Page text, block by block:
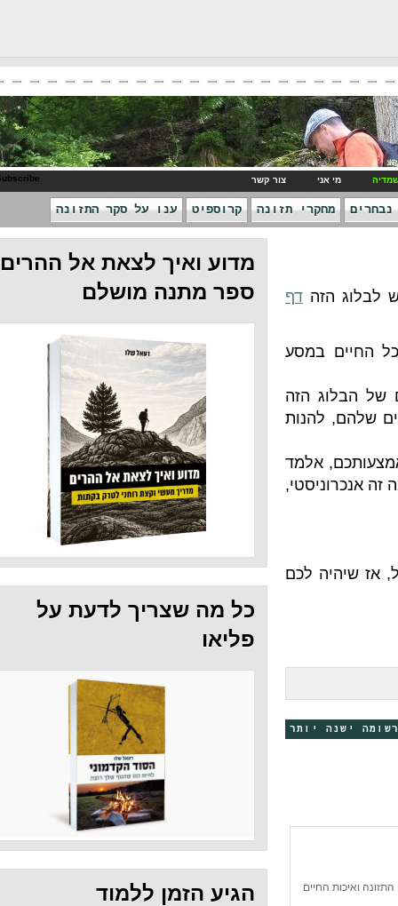
צור קשר
תזונה קרוספיט ענו על סקר התזונה
דף
במסע
הזה
אלמד
לכם
יותר
מדוע ואיך לצאת אל ההרים -
ספר מתנה מושלם
כל מה שצריך לדעת על
הגיע הזמן ללמוד